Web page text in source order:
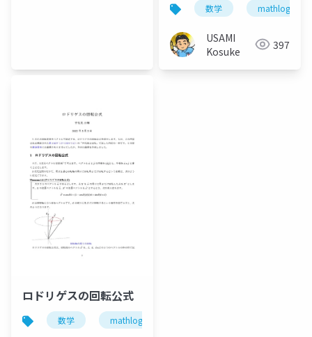
数学 mathlog
USAMI
Kosuke
397
ロドリゲスの回転公式
数学 mathlog